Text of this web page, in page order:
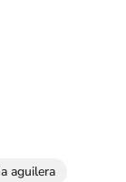
aguilera